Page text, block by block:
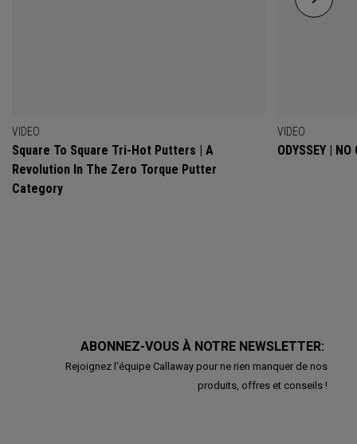
VIDEO
Square To Square Tri-Hot Putters | A
Revolution In The Zero Torque Putter
Category
VIDEO
ODYSSEY |
ABONNEZ-VOUS À NOTRE NEWSLETTER:
Rejoignez l'équipe Callaway pour ne rien manquer de nos
produits, offres et conseils !